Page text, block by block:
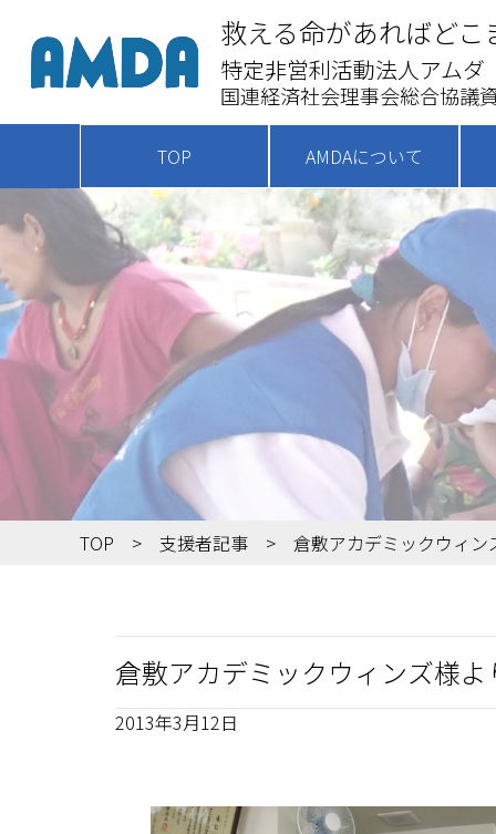
救える命があればどこ
特定非営利活動法人アムダ
国連経済社会理事会総合協議
TOP AMDAについて
TOP 支援者記事 倉敷アカデミックウィン
倉敷アカデミックウィンズ様
2013年3月12日